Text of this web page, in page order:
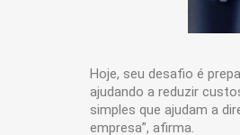
Hoje, seu desafio é
ajudando a reduzir
simples que ajudam a
empresa”, afirma.